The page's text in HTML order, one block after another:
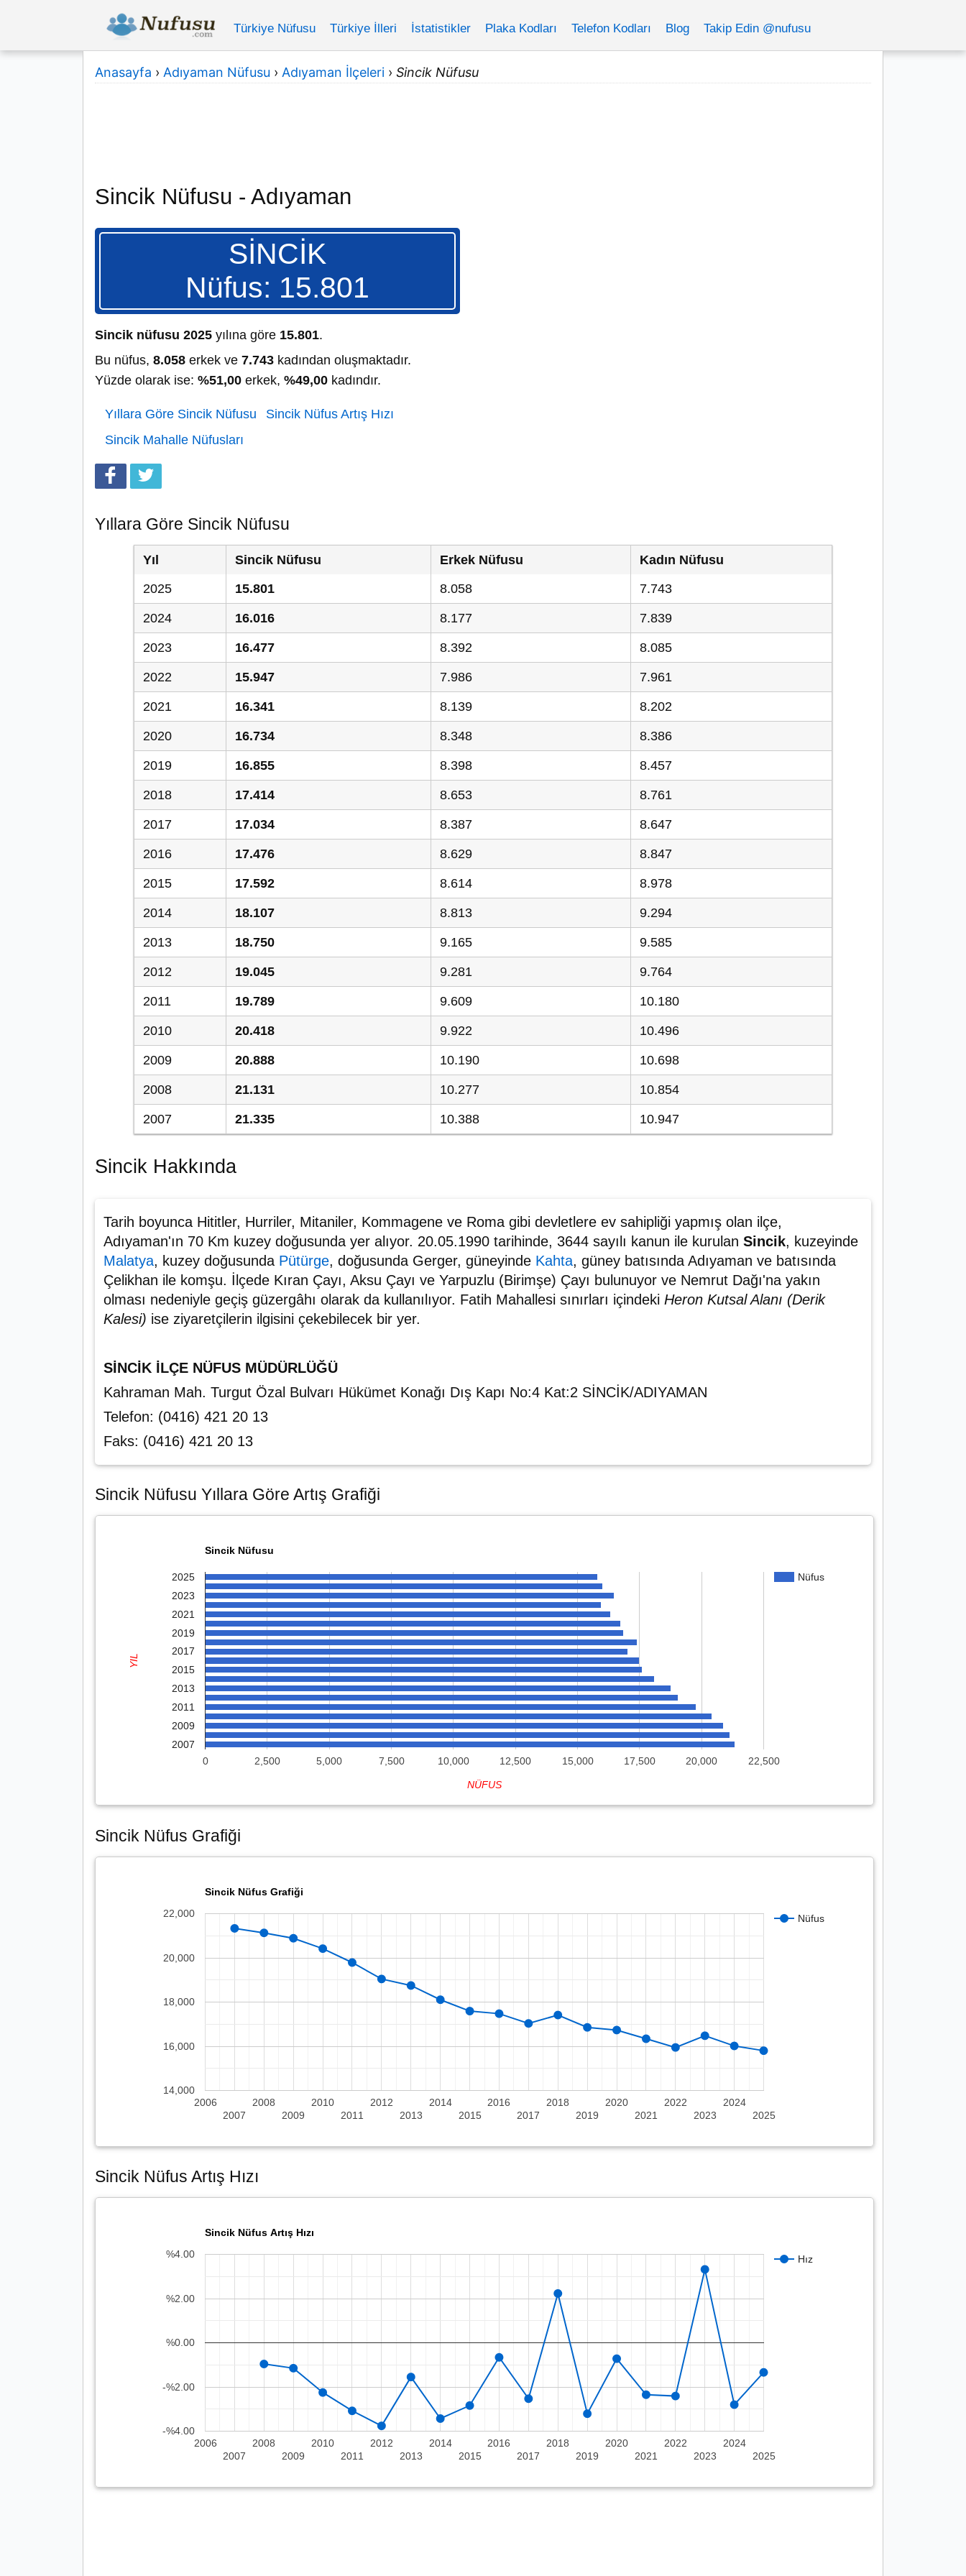
Türkiye Nüfusu Türkiye İlleri İstatistikler Plaka Kodları Telefon Kodları Blog Takip Edin @nufusu
Anasayfa › Adıyaman Nüfusu › Adıyaman İlçeleri › Sincik Nüfusu
Sincik Nüfusu - Adıyaman
SİNCİK
Nüfus: 15.801
Sincik nüfusu 2025 yılına göre 15.801.
Bu nüfus, 8.058 erkek ve 7.743 kadından oluşmaktadır.
Yüzde olarak ise: %51,00 erkek, %49,00 kadındır.
Yıllara Göre Sincik Nüfusu
Sincik Nüfus Artış Hızı
Sincik Mahalle Nüfusları
Yıllara Göre Sincik Nüfusu
Yıl Sincik Nüfusu Erkek Nüfusu
Kadın Nüfusu
2025
15.801 8.058 7.743
2024 16.016 8.177 7.839
2023 16.477 8.392 8.085
2022 15.947 7.986 7.961
2021 16.341 8.139 8.202
2020 16.734 8.348 8.386
2019 16.855 8.398 8.457
2018 17.414 8.653 8.761
2017 17.034 8.387 8.647
2016 17.476 8.629 8.847
2015 17.592 8.614 8.978
2014 18.107 8.813 9.294
2013 18.750 9.165 9.585
2012 19.045 9.281 9.764
2011 19.789 9.609 10.180
2010 20.418 9.922 10.496
2009 20.888 10.190 10.698
2008 21.131 10.277 10.854
2007 21.335 10.388 10.947
Sincik Hakkında
Tarih boyunca Hititler, Hurriler, Mitaniler, Kommagene ve Roma gibi devletlere ev sahipliği yapmış olan ilçe,
Adıyaman'ın 70 Km kuzey doğusunda yer alıyor. 20.05.1990 tarihinde, 3644 sayılı kanun ile kurulan Sincik, kuzeyinde
Malatya, kuzey doğusunda Pütürge, doğusunda Gerger, güneyinde Kahta, güney batısında Adıyaman ve batısında
Çelikhan ile komşu. İlçede Kıran Çayı, Aksu Çayı ve Yarpuzlu (Birimşe) Çayı bulunuyor ve Nemrut Dağı'na yakın
olması nedeniyle geçiş güzergâhı olarak da kullanılıyor. Fatih Mahallesi sınırları içindeki Heron Kutsal Alanı (Derik
Kalesi) ise ziyaretçilerin ilgisini çekebilecek bir yer.
SİNCİK İLÇE NÜFUS MÜDÜRLÜĞÜ
Kahraman Mah. Turgut Özal Bulvarı Hükümet Konağı Dış Kapı No:4 Kat:2 SİNCİK/ADIYAMAN
Telefon: (0416) 421 20 13
Faks: (0416) 421 20 13
Sincik Nüfusu Yıllara Göre Artış Grafiği
Sincik Nüfusu
Nüfus
0 2,500 5,000 7,500 10,000 12,500 15,000 17,500 20,000 22,500
2025
2023
2021
2019
2017
2015
2013
2011
2009
2007
NÜFUS
YIL
Sincik Nüfus Grafiği
Sincik Nüfus Grafiği
Nüfus
2006
2007
2008
2009
2010
2011
2012
2013
2014
2015
2016
2017
2018
2019
2020
2021
2022
2023
2024
2025
14,000
16,000
18,000
20,000
22,000
Sincik Nüfus Artış Hızı
Sincik Nüfus Artış Hızı
Hız
2006
2007
2008
2009
2010
2011
2012
2013
2014
2015
2016
2017
2018
2019
2020
2021
2022
2023
2024
2025
-%4.00
-%2.00
%0.00
%2.00
%4.00